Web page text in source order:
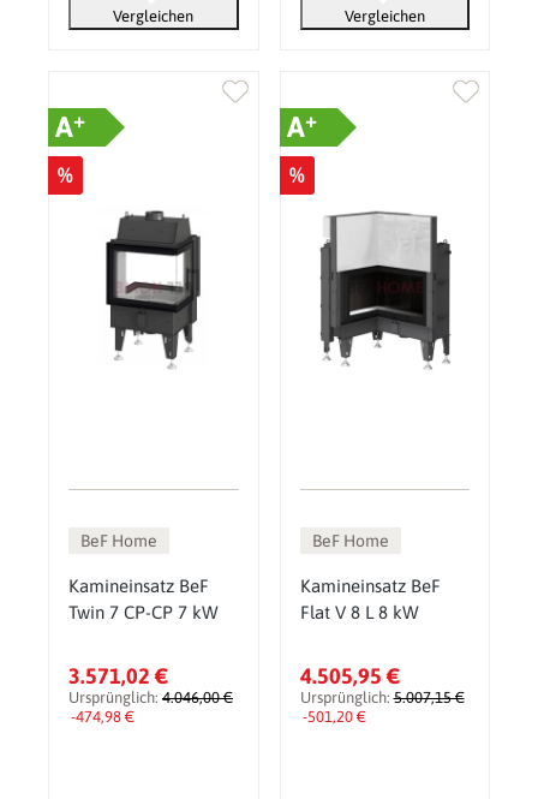
Vergleichen Vergleichen
A+
%
BeF Home
Kamineinsatz BeF
Twin 7 CP-CP 7 kW
3.571,02 €
Ursprünglich: 4.046,00 €
-474,98 €
A+
%
BeF Home
Kamineinsatz BeF
Flat V 8 L 8 kW
4.505,95 €
Ursprünglich:5.007,15 €
-501,20 €